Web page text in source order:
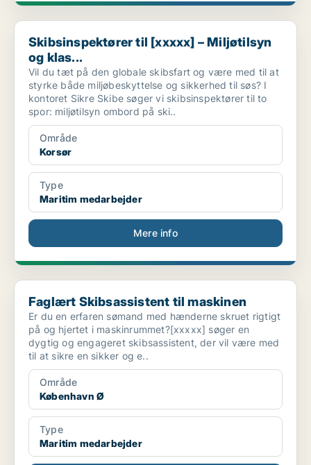
Skibsinspektører til [xxxxx] – Miljøtilsyn og klas...
Skibsinspektører til [xxxxx] – Miljøtilsyn
og klas...
Vil du tæt på den globale skibsfart og være med til at
styrke både miljøbeskyttelse og sikkerhed til søs? I
kontoret Sikre Skibe søger vi skibsinspektører til to
spor: miljøtilsyn ombord på ski..
Område
Korsør
Type
Maritim medarbejder
Mere info
Faglært Skibsassistent til maskinen
Faglært Skibsassistent til maskinen
Er du en erfaren sømand med hænderne skruet rigtigt
på og hjertet i maskinrummet?[xxxxx] søger en
dygtig og engageret skibsassistent, der vil være med
til at sikre en sikker og e..
Område
København Ø
Type
Maritim medarbejder